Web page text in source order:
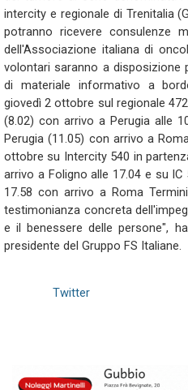
intercity e regionale di Trenitalia
potranno ricevere consulenze
dell'Associazione italiana di
volontari saranno a disposizione
di materiale informativo a
giovedì 2 ottobre sul regionale
(8.02) con arrivo a Perugia alle
Perugia (11.05) con arrivo a
ottobre su Intercity 540 in
arrivo a Foligno alle 17.04 e su
17.58 con arrivo a Roma
testimonianza concreta
e il benessere delle persone",
presidente del Gruppo FS Italiane.
Twitter